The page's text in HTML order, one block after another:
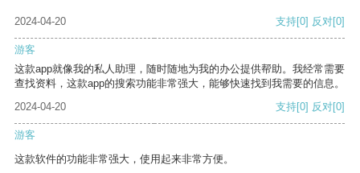
2024-04-20 支持[0] 反对[0]
游客
这款app就像我的私人助理，随时随地为我的办公提供帮助。我经常需要
查找资料，这款app的搜索功能非常强大，能够快速找到我需要的信息。
2024-04-20
支持[0] 反对[0]
游客
这款软件的功能非常强大，使用起来非常方便。